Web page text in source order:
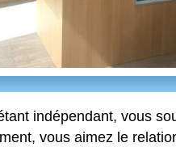
indépendant, vous
vous aimez le